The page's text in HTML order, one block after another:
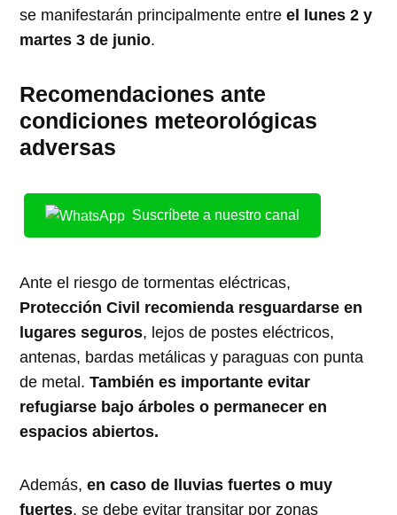
se manifestarán principalmente entreel lunes 2 y
martes 3 de junio.
Recomendaciones ante
condiciones meteorológicas
adversas
Suscríbete a nuestro canal
Ante el riesgo de tormentas eléctricas,
Protección Civil recomienda resguardarse en
lugares seguros, lejos de postes eléctricos,
antenas, bardas metálicas y paraguas con punta
de metal.También es importante evitar
refugiarse bajo árboles o permanecer en
espacios abiertos.
Además,en caso de lluvias fuertes o muy
fuertes, se debe evitar transitar por zonas